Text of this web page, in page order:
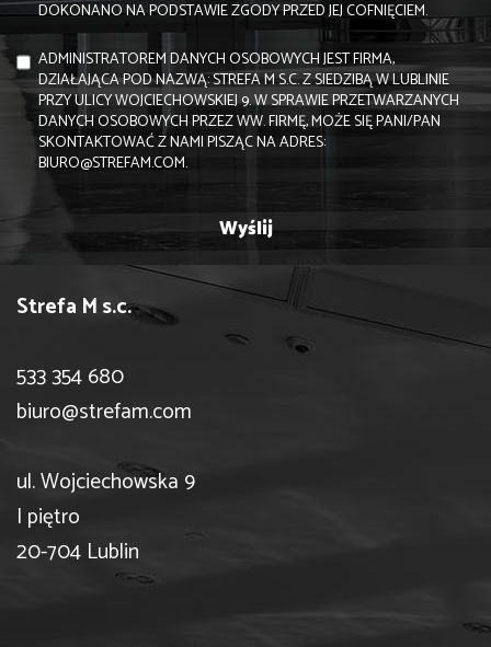
DOKONANO NA PODSTAWIE ZGODY PRZED JEJ COFNIĘCIEM.
ADMINISTRATOREM DANYCH OSOBOWYCH JEST FIRMA,
DZIAŁAJĄCA POD NAZWĄ: STREFA M S.C. Z SIEDZIBĄ W LUBLINIE
PRZY ULICY WOJCIECHOWSKIEJ 9. W SPRAWIE PRZETWARZANYCH
DANYCH OSOBOWYCH PRZEZ WW. FIRMĘ, MOŻE SIĘ PANI/PAN
SKONTAKTOWAĆ Z NAMI PISZĄC NA ADRES:
BIURO@STREFAM.COM.
Strefa M s.c.
533 354 680
biuro@strefam.com
ul. Wojciechowska 9
I piętro
20-704 Lublin